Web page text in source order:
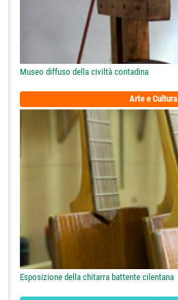
Museo diffuso della civiltà contadina
Arte e Cultura
Esposizione della chitarra battente cilentana